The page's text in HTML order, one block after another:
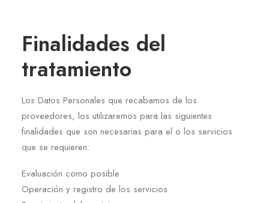
Finalidades del
tratamiento
Los Datos Personales que recabamos de los
proveedores, los utilizaremos para las siguientes
finalidades que son necesarias para el o los servicios
que se requieren:
Evaluación como posible
Operación y registro de los servicios